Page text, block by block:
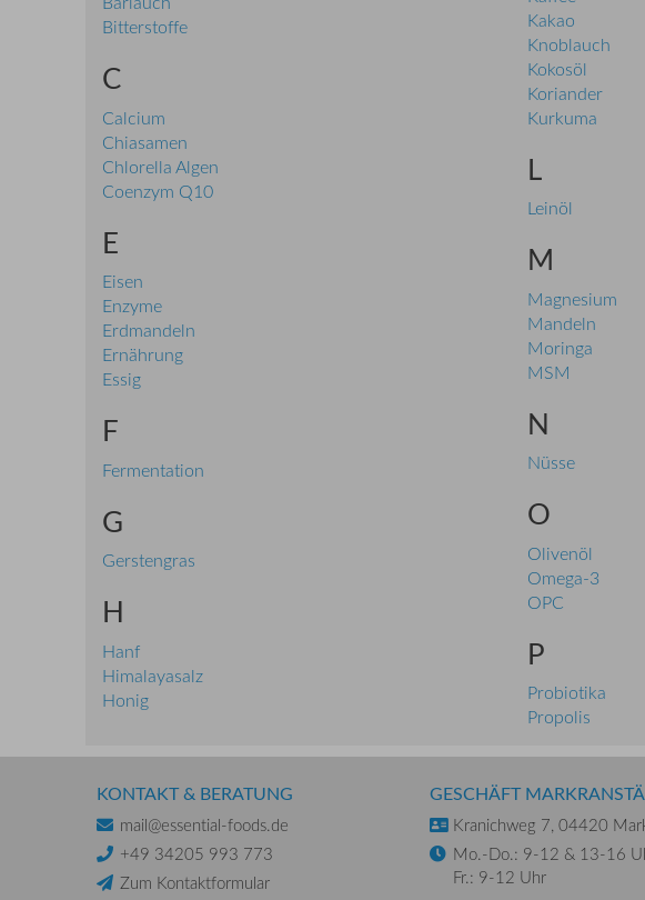
Bitterstoffe
C
Calcium
Chiasamen
Chlorella Algen
Coenzym Q10
E
Eisen
Enzyme
Erdmandeln
Ernährung
Essig
F
Fermentation
G
Gerstengras
H
Hanf
Himalayasalz
Honig
Kakao
Knoblauch
Kokosöl
Koriander
Kurkuma
L
Leinöl
M
Magnesium
Mandeln
Moringa
MSM
N
Nüsse
O
Olivenöl
Omega-3
OPC
P
Probiotika
Propolis
KONTAKT & BERATUNG
mail@essential-foods.de
+49 34205 993 773
Zum Kontaktformular
GESCHÄFT
Kranichweg 7, 04420
Mo.-Do.: 9-12 & 13-16
Fr.: 9-12 Uhr